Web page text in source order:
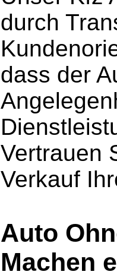
durch
dass der
Vertrauen
Verkauf
Auto
Machen